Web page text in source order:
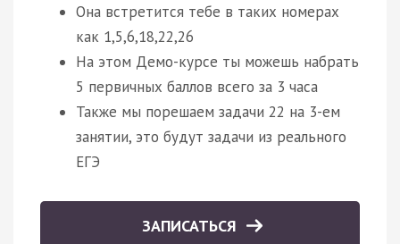
Она встретится тебе в таких номерах
как 1,5,6,18,22,26
На этом Демо-курсе ты можешь набрать
5 первичных баллов всего за 3 часа
Также мы порешаем задачи 22 на 3-ем
занятии, это будут задачи из реального
ЕГЭ
ЗАПИСАТЬСЯ